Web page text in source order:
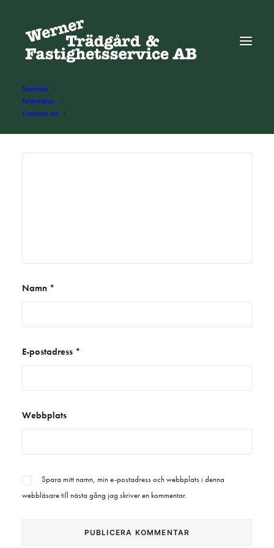
Startsida
Felanmälan
Kontakta oss
Namn *
E-postadress *
Webbplats
Spara mitt namn, min e-postadress och webbplats i denna
webbläsare till nästa gång jag skriver en kommentar.